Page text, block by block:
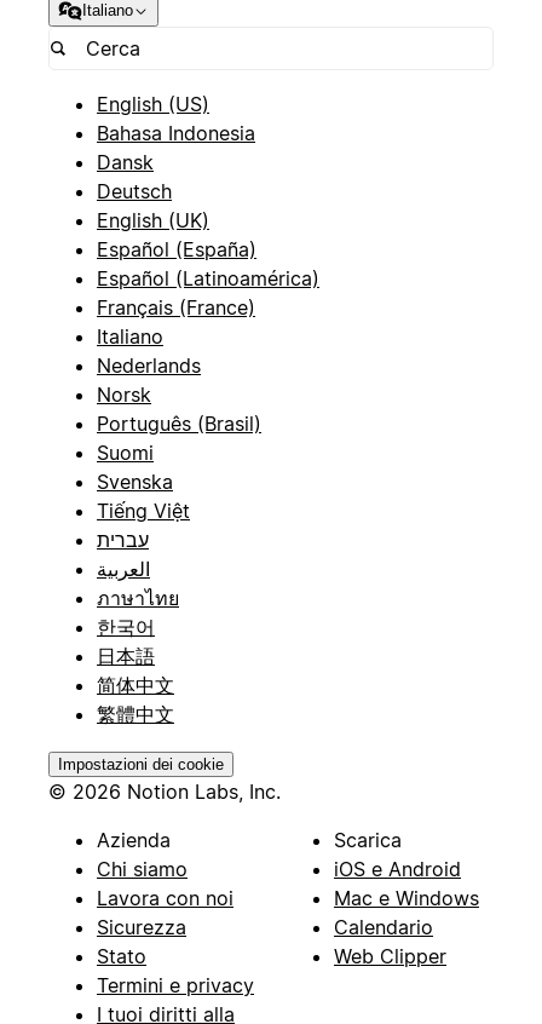
Italiano
English (US)
Bahasa Indonesia
Dansk
Deutsch
English (UK)
Español (España)
Español (Latinoamérica)
Français (France)
Italiano
Nederlands
Norsk
Português (Brasil)
Suomi
Svenska
Tiếng Việt
עברית
العربية
ภาษาไทย
한국어
日本語
简体中文
繁體中文
Impostazioni dei cookie
© 2026 Notion Labs, Inc.
Azienda
Chi siamo
Lavora con noi
Sicurezza
Stato
Termini e privacy
I tuoi diritti alla
Scarica
iOS e Android
Mac e Windows
Calendario
Web Clipper